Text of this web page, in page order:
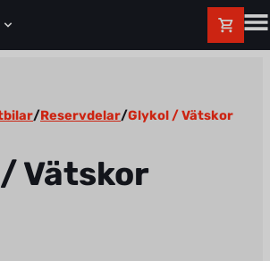
/Reservdelar/Glykol / Vätskor
Vätskor